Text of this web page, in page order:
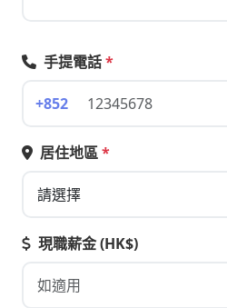
手提電話*
+852
居住地區*
現職薪金 (HK$)